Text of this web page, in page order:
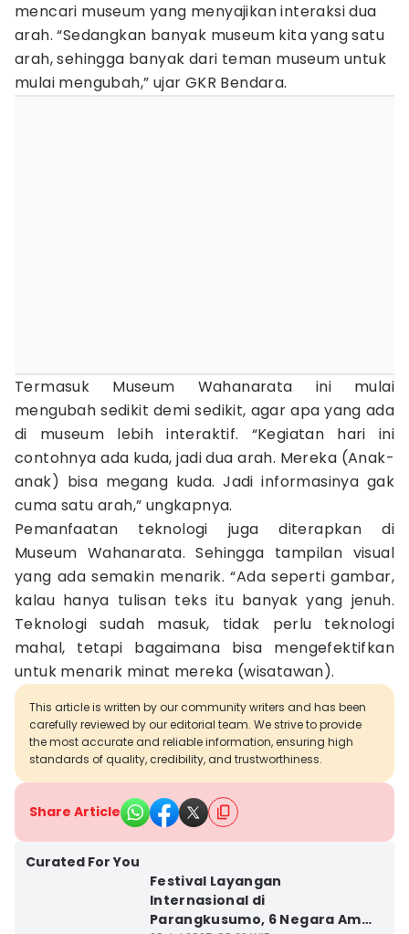
mencari museum yang menyajikan interaksi dua
arah. “Sedangkan banyak museum kita yang satu
arah, sehingga banyak dari teman museum untuk
mulai mengubah,” ujar GKR Bendara.
Termasuk Museum Wahanarata ini mulai
mengubah sedikit demi sedikit, agar apa yang ada
di museum lebih interaktif. “Kegiatan hari ini
contohnya ada kuda, jadi dua arah. Mereka (Anak-
anak) bisa megang kuda. Jadi informasinya gak
cuma satu arah,” ungkapnya.
Pemanfaatan teknologi juga diterapkan di
Museum Wahanarata. Sehingga tampilan visual
yang ada semakin menarik. “Ada seperti gambar,
kalau hanya tulisan teks itu banyak yang jenuh.
Teknologi sudah masuk, tidak perlu teknologi
mahal, tetapi bagaimana bisa mengefektifkan
untuk menarik minat mereka (wisatawan).
This article is written by our community writers and has been
carefully reviewed by our editorial team. We strive to provide
the most accurate and reliable information, ensuring high
standards of quality, credibility, and trustworthiness.
Share Article
Curated For You
Festival Layangan
Internasional di
Parangkusumo, 6 Negara Ambil